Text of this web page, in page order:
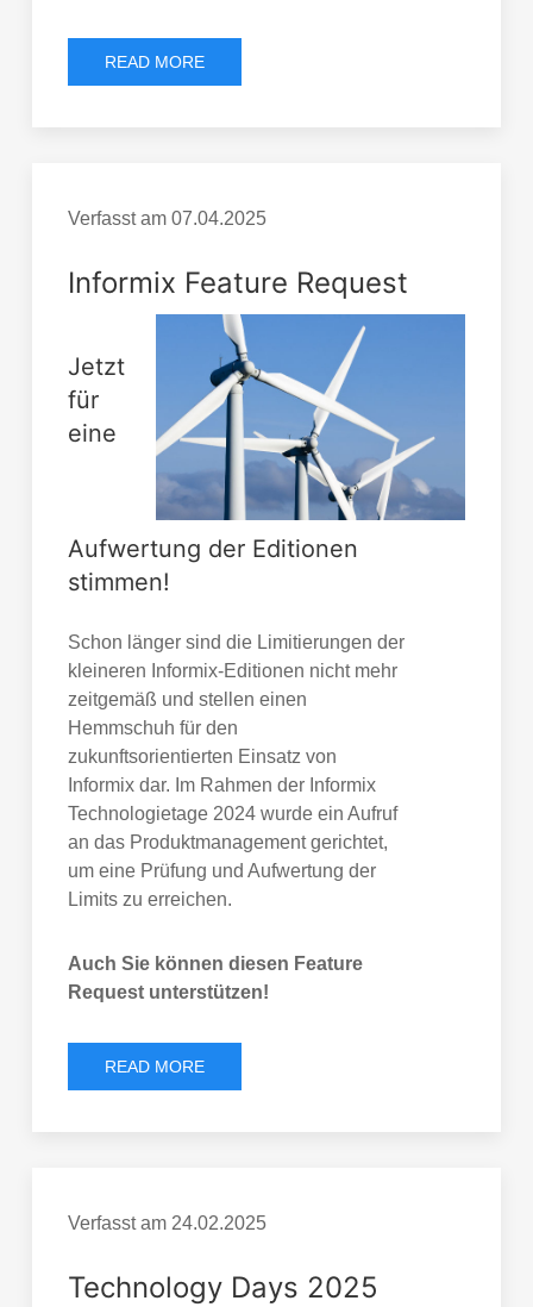
READ MORE
Verfasst am 07.04.2025
Informix Feature Request
Jetzt
für
eine
Aufwertung der Editionen
stimmen!
Schon länger sind die Limitierungen der
kleineren Informix-Editionen nicht mehr
zeitgemäß und stellen einen
Hemmschuh für den
zukunftsorientierten Einsatz von
Informix dar. Im Rahmen der Informix
Technologietage 2024 wurde ein Aufruf
an das Produktmanagement gerichtet,
um eine Prüfung und Aufwertung der
Limits zu erreichen.
Auch Sie können diesen Feature
Request unterstützen!
READ MORE
Verfasst am 24.02.2025
Technology Days 2025